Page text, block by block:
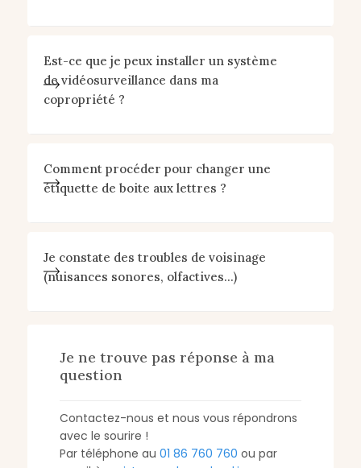
Est-ce que je peux installer un système
de vidéosurveillance dans ma
copropriété ?
Comment procéder pour changer une
étiquette de boite aux lettres ?
Je constate des troubles de voisinage
(nuisances sonores, olfactives...)
Je ne trouve pas réponse à ma
question
Contactez-nous et nous vous répondrons
avec le sourire !
Par téléphone au 01 86 760 760 ou par